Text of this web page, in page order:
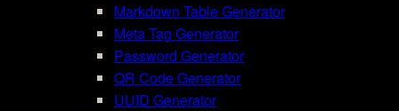
Markdown Table Generator
Meta Tag Generator
Password Generator
QR Code Generator
UUID Generator